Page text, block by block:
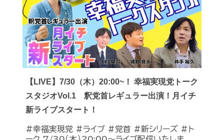
【LIVE】7/30（木）20:00~！ 幸福実現党トーク
スタジオVol.1 釈党首レギュラー出演！月イチ
新ライブスタート！
#幸福実現党 #ライブ #党首 #新シリーズ #ト